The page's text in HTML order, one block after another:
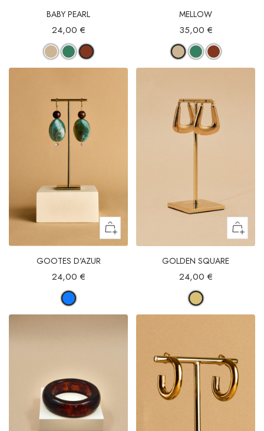
BABY PEARL
24,00 €
MELLOW
35,00 €
GOOTES D'AZUR
24,00 €
GOLDEN SQUARE
24,00 €